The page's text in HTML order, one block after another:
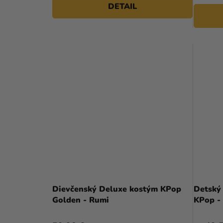
hviezdičiek.
DETAIL
Dievčenský Deluxe kostým KPop
Golden - Rumi
KPop -